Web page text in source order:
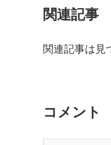
関連記事
関連記事は見
コメント